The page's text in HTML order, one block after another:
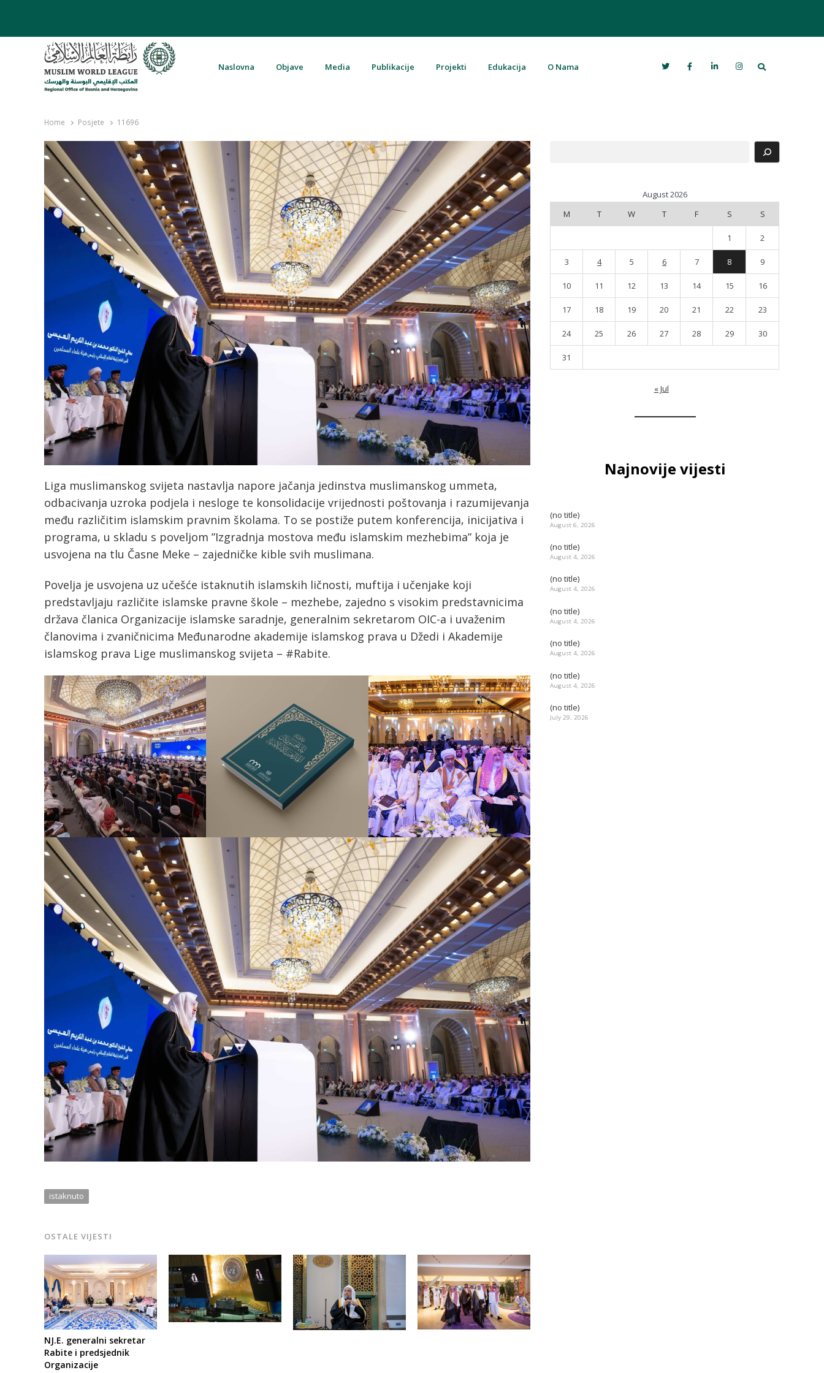
Naslovna Objave Media Publikacije Projekti Edukacija O Nama Search
Home Posjete 11696
Liga muslimanskog svijeta nastavlja napore jačanja jedinstva muslimanskog ummeta,
odbacivanja uzroka podjela i nesloge te konsolidacije vrijednosti poštovanja i razumijevanja
među različitim islamskim pravnim školama. To se postiže putem konferencija, inicijativa i
programa, u skladu s poveljom ”Izgradnja mostova među islamskim mezhebima” koja je
usvojena na tlu Časne Meke – zajedničke kible svih muslimana.
Povelja je usvojena uz učešće istaknutih islamskih ličnosti, muftija i učenjake koji
predstavljaju različite islamske pravne škole – mezhebe, zajedno s visokim predstavnicima
država članica Organizacije islamske saradnje, generalnim sekretarom OIC-a i uvaženim
članovima i zvaničnicima Međunarodne akademije islamskog prava u Džedi i Akademije
islamskog prava Lige muslimanskog svijeta – #Rabite.
istaknuto
OSTALE VIJESTI
NJ.E. generalni sekretar
Rabite i predsjednik
Organizacije
August 2026
M
T W T F S S
1 2
3 4 5 6 7 8 9
10 11 12 13 14 15 16
17 18 19 20 21 22 23
24 25 26 27 28 29 30
31
« Jul
Najnovije vijesti
(no title)
August 6, 2026
(no title)
August 4, 2026
(no title)
August 4, 2026
(no title)
August 4, 2026
(no title)
August 4, 2026
(no title)
August 4, 2026
(no title)
July 29, 2026